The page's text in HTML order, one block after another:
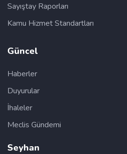
Sayıştay Raporları
Kamu Hizmet Standartları
Güncel
Haberler
Duyurular
İhaleler
Meclis Gündemi
Seyhan